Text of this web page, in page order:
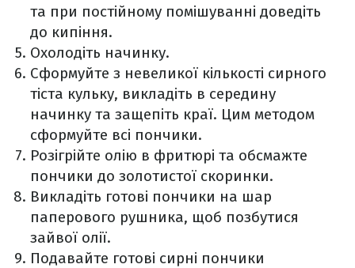
та при постійному помішуванні доведіть
до кипіння.
Охолодіть начинку.
Сформуйте з невеликої кількості сирного
тіста кульку, викладіть в середину
начинку та защепіть краї. Цим методом
сформуйте всі пончики.
Розігрійте олію в фритюрі та обсмажте
пончики до золотистої скоринки.
Викладіть готові пончики на шар
паперового рушника, щоб позбутися
зайвої олії.
Подавайте готові сирні пончики